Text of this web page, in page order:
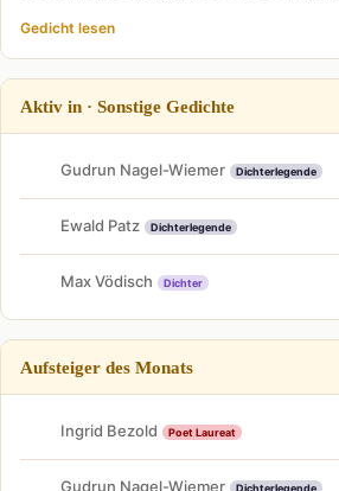
Gedicht lesen
Aktiv in · Sonstige Gedichte
Gudrun Nagel-Wiemer Dichterlegende
Ewald Patz Dichterlegende
Max Vödisch Dichter
Aufsteiger des Monats
Ingrid Bezold Poet Laureat
Gudrun Nagel-Wiemer Dichterlegende